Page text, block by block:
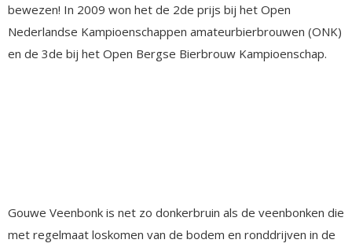
bewezen! In 2009 won het de 2de prijs bij het Open
Nederlandse Kampioenschappen amateurbierbrouwen (ONK)
en de 3de bij het Open Bergse Bierbrouw Kampioenschap.
Gouwe Veenbonk is net zo donkerbruin als de veenbonken die
met regelmaat loskomen van de bodem en ronddrijven in de